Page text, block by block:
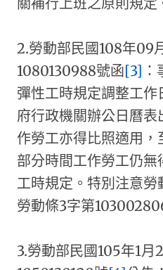
2.勞動部民國108年09
1080130988號函[3]
彈性工時規定調整工
府行政機關辦公日曆
作勞工亦得比照適用，
部分時間工作勞工仍
工時規定。特別注意勞
勞動條3字第
3.勞動部民國105年1月